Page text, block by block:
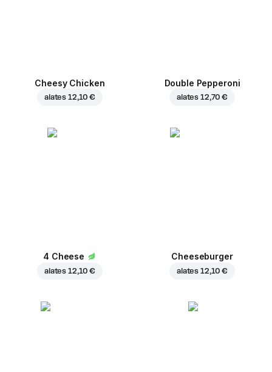
Cheesy Chicken
alates 12,10 €
Double Pepperoni
alates 12,70 €
4 Cheese
alates 12,10 €
Cheeseburger
alates 12,10 €